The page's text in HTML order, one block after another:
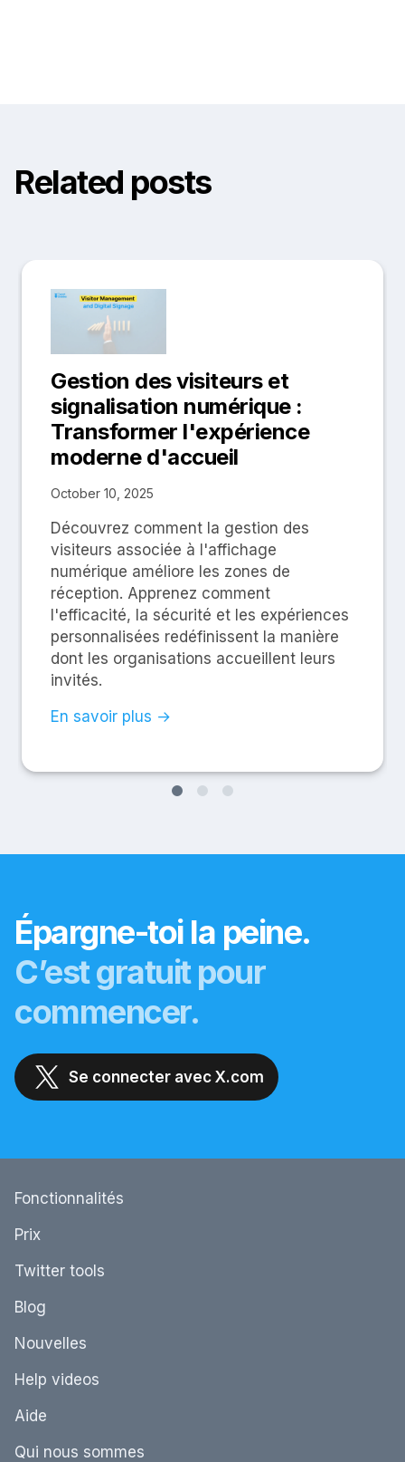
Related posts
Gestion des visiteurs et
signalisation numérique :
Transformer l'expérience
moderne d'accueil
October 10, 2025
Découvrez comment la gestion des
visiteurs associée à l'affichage
numérique améliore les zones de
réception. Apprenez comment
l'efficacité, la sécurité et les expériences
personnalisées redéfinissent la manière
dont les organisations accueillent leurs
invités.
En savoir plus →
Épargne-toi la peine.
C’est gratuit pour
commencer.
Se connecter avec X.com
Fonctionnalités
Prix
Twitter tools
Blog
Nouvelles
Help videos
Aide
Qui nous sommes